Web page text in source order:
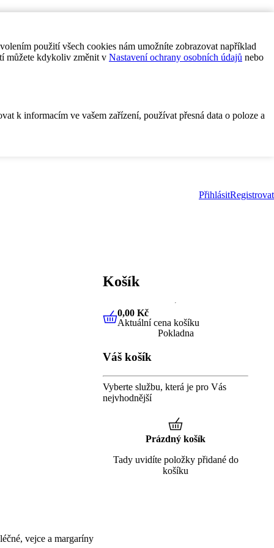
použití všech cookies nám umožníte zobrazovat například
můžete kdykoliv změnit v Nastavení ochrany osobních údajů nebo
k informacím ve vašem zařízení, používat přesná data o poloze a
PřihlásitRegistrovat
vejce a margaríny
Košík
0,00 KčAktuální cena košíku
0,00 Kč
Aktuální cena košíku
Pokladna
Váš košík
Vyberte službu, která je pro Vás
nejvhodnější
Prázdný košík
Tady uvidíte položky přidané do
košíku